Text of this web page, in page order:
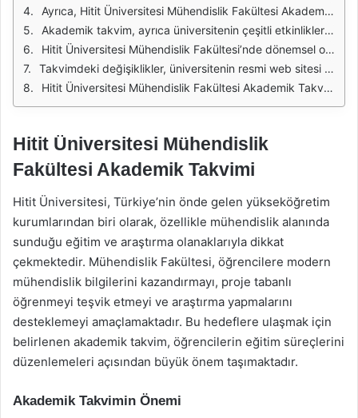
Ayrıca, Hitit Üniversitesi Mühendislik Fakültesi Akademik Takvimi, öğretim üyeleri için de önemli bir rehberdir. Öğretim üyeleri, takvimde yer alan tarihler doğrultusunda derslerini planlayabilir, sınav tarihlerini belirleyebilir ve öğrenci etkinliklerine katılabilirler. Bu sayede, eğitim sürecinin her aşamasında sistematik bir yaklaşım benimsenmiş olur.
Akademik takvim, ayrıca üniversitenin çeşitli etkinlikleri ve sempozyumları için de bir takvim işlevi görür. Öğrenciler, bu etkinlikler aracılığıyla hem akademik hem de sosyal becerilerini geliştirme fırsatı bulurlar. Takvimde yer alan bu etkinlikler, öğrencilerin farklı alanlarda kendilerini ifade etmelerine ve profesyonel ağlarını genişletmelerine yardımcı olur.
Hitit Üniversitesi Mühendislik Fakültesi’nde dönemsel olarak düzenlenen sınavlar da akademik takvimde belirtilir. Sınav tarihleri, öğrencilerin derslerine nasıl çalışacakları ve hangi konulara odaklanacakları konusunda bir yol haritası sunar. Bu düzenleme, öğrencilerin sınav dönemlerinde daha az stres yaşamalarına ve hazırlık süreçlerini daha etkili bir şekilde yönetmelerine olanak tanır.
Takvimdeki değişiklikler, üniversitenin resmi web sitesi üzerinden duyurulur. Öğrencilerin ve öğretim üyelerinin bu duyuruları takip etmeleri, ders programları ve akademik etkinlikler hakkında güncel bilgi sahibi olmaları açısından önemlidir. Böylece, herhangi bir aksaklık yaşanmadan akademik yılın sorunsuz bir şekilde geçmesi sağlanır.
Hitit Üniversitesi Mühendislik Fakültesi Akademik Takvimi, eğitim-öğretim süreçlerinin düzenlenmesi ve yönetilmesi açısından hayati bir rol oynar. Tüm paydaşların bu takvimi etkin bir şekilde kullanması, üniversitenin akademik başarısını artırmaya katkıda bulunur.
Hitit Üniversitesi Mühendislik
Fakültesi Akademik Takvimi
Hitit Üniversitesi, Türkiye’nin önde gelen yükseköğretim
kurumlarından biri olarak, özellikle mühendislik alanında
sunduğu eğitim ve araştırma olanaklarıyla dikkat
çekmektedir. Mühendislik Fakültesi, öğrencilere modern
mühendislik bilgilerini kazandırmayı, proje tabanlı
öğrenmeyi teşvik etmeyi ve araştırma yapmalarını
desteklemeyi amaçlamaktadır. Bu hedeflere ulaşmak için
belirlenen akademik takvim, öğrencilerin eğitim süreçlerini
düzenlemeleri açısından büyük önem taşımaktadır.
Akademik Takvimin Önemi